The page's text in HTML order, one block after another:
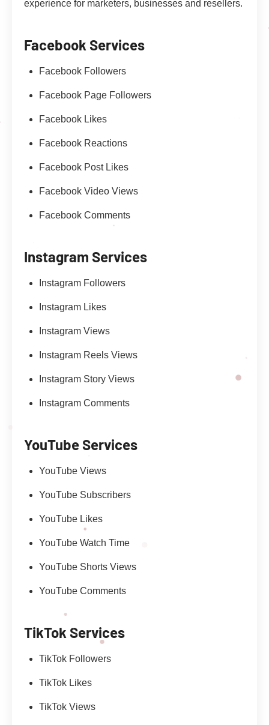
experience for marketers, businesses and resellers.
Facebook Services
Facebook Followers
Facebook Page Followers
Facebook Likes
Facebook Reactions
Facebook Post Likes
Facebook Video Views
Facebook Comments
Instagram Services
Instagram Followers
Instagram Likes
Instagram Views
Instagram Reels Views
Instagram Story Views
Instagram Comments
YouTube Services
YouTube Views
YouTube Subscribers
YouTube Likes
YouTube Watch Time
YouTube Shorts Views
YouTube Comments
TikTok Services
TikTok Followers
TikTok Likes
TikTok Views